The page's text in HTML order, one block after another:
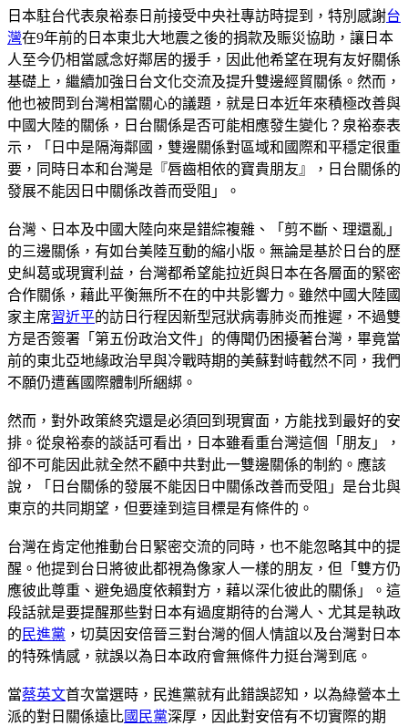
日本駐台代表泉裕泰日前接受中央社專訪時提到，特別感謝台
灣在9年前的日本東北大地震之後的捐款及賑災協助，讓日本
人至今仍相當感念好鄰居的援手，因此他希望在現有友好關係
基礎上，繼續加強日台文化交流及提升雙邊經貿關係。然而，
他也被問到台灣相當關心的議題，就是日本近年來積極改善與
中國大陸的關係，日台關係是否可能相應發生變化？泉裕泰表
示，「日中是隔海鄰國，雙邊關係對區域和國際和平穩定很重
要，同時日本和台灣是『唇齒相依的寶貴朋友』，日台關係的
發展不能因日中關係改善而受阻」。
台灣、日本及中國大陸向來是錯綜複雜、「剪不斷、理還亂」
的三邊關係，有如台美陸互動的縮小版。無論是基於日台的歷
史糾葛或現實利益，台灣都希望能拉近與日本在各層面的緊密
合作關係，藉此平衡無所不在的中共影響力。雖然中國大陸國
家主席習近平的訪日行程因新型冠狀病毒肺炎而推遲，不過雙
方是否簽署「第五份政治文件」的傳聞仍困擾著台灣，畢竟當
前的東北亞地緣政治早與冷戰時期的美蘇對峙截然不同，我們
不願仍遭舊國際體制所綑綁。
然而，對外政策終究還是必須回到現實面，方能找到最好的安
排。從泉裕泰的談話可看出，日本雖看重台灣這個「朋友」，
卻不可能因此就全然不顧中共對此一雙邊關係的制約。應該
說，「日台關係的發展不能因日中關係改善而受阻」是台北與
東京的共同期望，但要達到這目標是有條件的。
台灣在肯定他推動台日緊密交流的同時，也不能忽略其中的提
醒。他提到台日將彼此都視為像家人一樣的朋友，但「雙方仍
應彼此尊重、避免過度依賴對方，藉以深化彼此的關係」。這
段話就是要提醒那些對日本有過度期待的台灣人、尤其是執政
的 民進黨 ，切莫因安倍晉三對台灣的個人情誼以及台灣對日本
的特殊情感，就誤以為日本政府會無條件力挺台灣到底。
當蔡英文首次當選時，民進黨就有此錯誤認知，以為綠營本土
派的對日關係遠比國民黨深厚，因此對安倍有不切實際的期